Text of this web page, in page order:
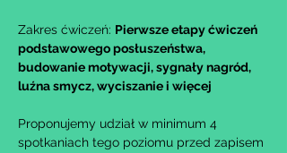
Zakres ćwiczeń: Pierwsze etapy ćwiczeń
podstawowego posłuszeństwa,
budowanie motywacji, sygnały nagród,
luźna smycz, wyciszanie i więcej
Proponujemy udział w minimum 4
spotkaniach tego poziomu przed zapisem